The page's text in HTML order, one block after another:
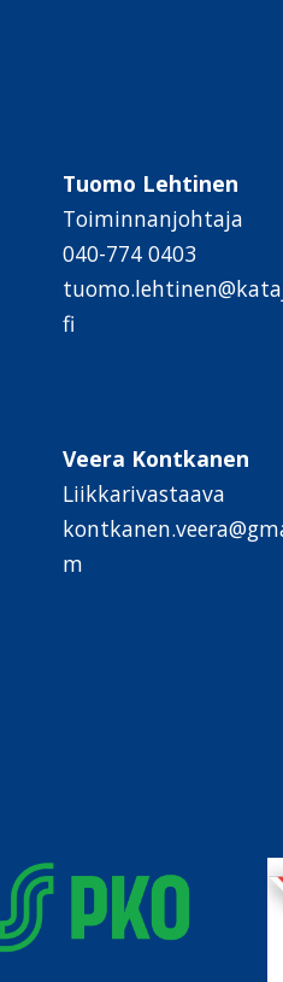
Tuomo Lehtinen
Toiminnanjohtaja
040-774 0403
fi
Veera Kontkanen
Liikkarivastaava
m